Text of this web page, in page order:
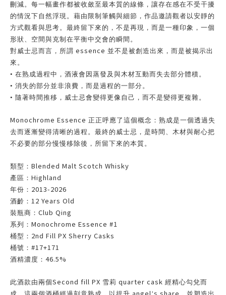
刪減。每一幅畫作都被收斂至最本質的線條，讓存在感在不受干擾
的情況下自然浮現。藉由限制筆觸與細節，作品邀請觀者以安靜的
方式觀看與思考。最終留下來的，不是再現，而是一種印象，一個
形狀、空間與克制在平衡中交會的瞬間。
對威士忌而言，所謂 essence 並不是被創造出來，而是被揭示出
來。
• 在熟成過程中，酒液會因蒸發及與木材互動而失去部分體積。
• 消失的部分並非浪費，而是過程的一部分。
• 隨著時間推移，威士忌會變得更像自己，而不是變得更複雜。
Monochrome Essence 正正呼應了這個概念：熟成是一個透過失
去而逐漸變得清晰的過程。最終的威士忌，是時間、木材與耐心把
不必要的部分慢慢移除後，所留下來的本質。
類型： Blended Malt Scotch Whisky
產區： Highland
年份： 2013-2026
酒齡： 12 Years Old
裝瓶商： Club Qing
系列： Monochrome Essence #1
桶型： 2nd Fill PX Sherry Casks
桶號： #17+171
酒精濃度： 46.5%
此酒款由兩個Second fill PX 雪莉 quarter cask 經精心勾兌而